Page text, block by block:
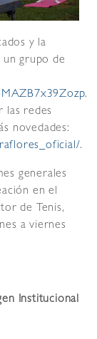
y la
un grupo de
.
las redes
novedades:
.
generales
en el
de Tenis,
a viernes
Institucional